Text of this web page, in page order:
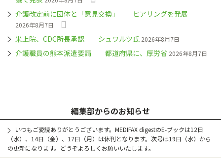
介護改定前に団体と「意見交換」 ヒアリングを発展
2026年8月7日
米上院、CDC所長承認 シュワルツ氏 2026年8月7日
介護職員の熊本派遣要請 都道府県に、厚労省 2026年8月7日
編集部からのお知らせ
いつもご愛読ありがとうございます。MEDIFAX digestのE-ブックは12日
（水）、14日（金）、17日（月）は休刊となります。次号は19日（水）から
の更新になります。どうぞよろしくお願いいたします。